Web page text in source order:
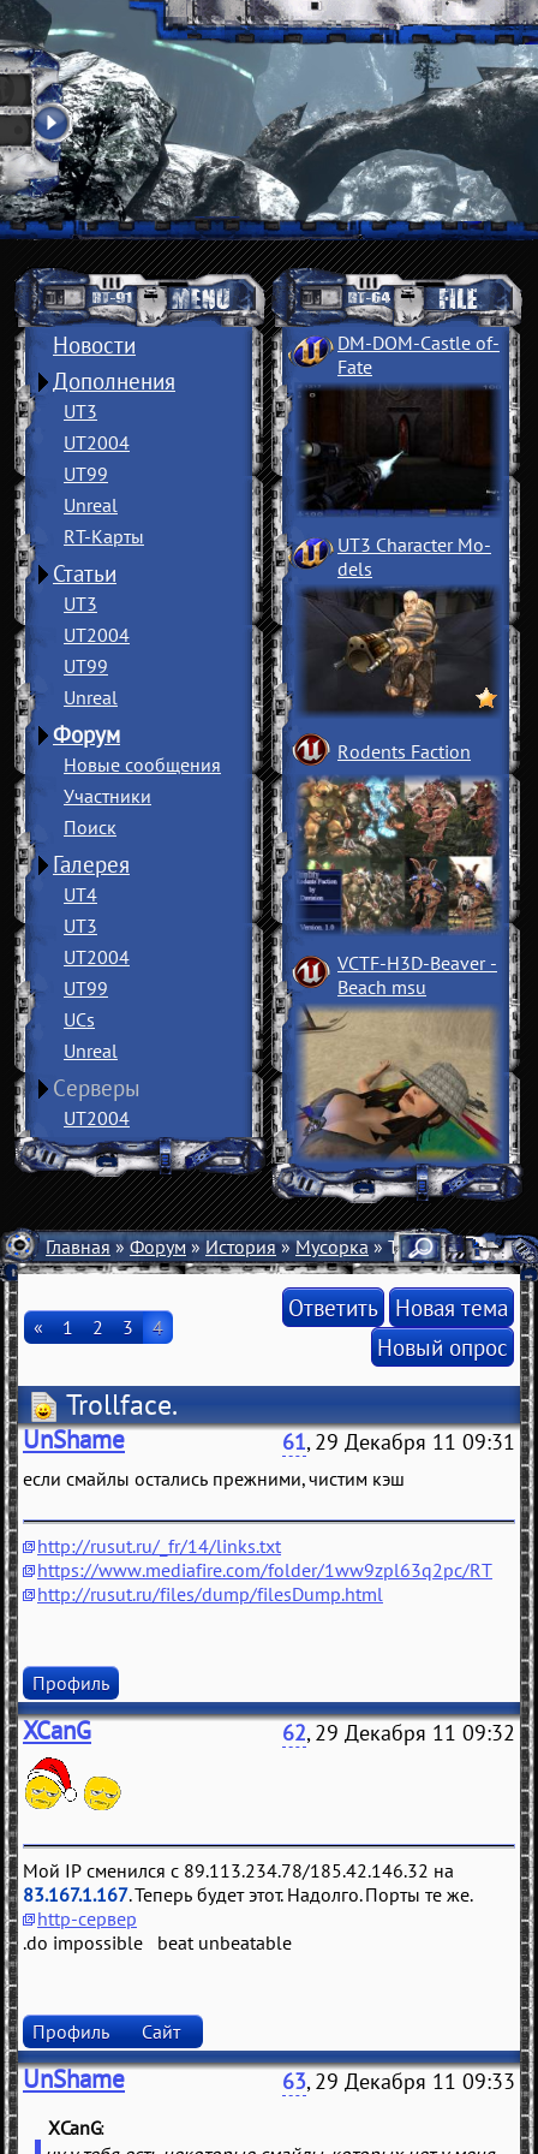
Новости
Дополнения
UT3
UT2004
UT99
Unreal
RT-Карты
Статьи
UT3
UT2004
UT99
Unreal
Форум
Новые сообщения
Участники
Поиск
Галерея
UT4
UT3
UT2004
UT99
UCs
Unreal
Серверы
UT2004
DM-DOM-Castle of­
Fate
UT3 Character Mo­
dels
Rodents Faction
VCTF-H3D-Beaver ­
Beach msu
Главная»Форум»История»Мусорка» Trollface.
« 1 2 3 4
Ответить Новая тема
Новый опрос
Trollface.
UnShame 61, 29 Декабря 11 09:31
если смайлы остались прежними, чистим кэш
http://rusut.ru/_fr/14/links.txt
https://www.mediafire.com/folder/1ww9zpl63q2pc/RT
http://rusut.ru/files/dump/filesDump.html
Профиль
XCanG 62, 29 Декабря 11 09:32
Мой IP сменился с 89.113.234.78/185.42.146.32 на
83.167.1.167. Теперь будет этот. Надолго. Порты те же.
http-сервер
.do impossible beat unbeatable
Профиль Сайт
UnShame 63, 29 Декабря 11 09:33
XCanG